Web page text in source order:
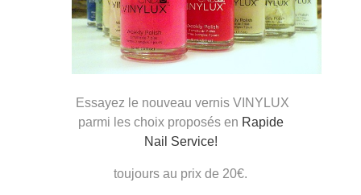
Essayez le nouveau vernis VINYLUX
parmi les choix proposés en Rapide
Nail Service!
toujours au prix de 20€.